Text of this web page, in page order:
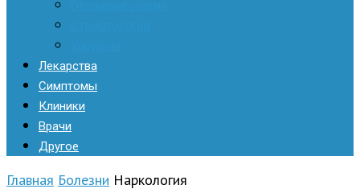
Лекарства
Симптомы
Клиники
Врачи
Другое
Главная Болезни Наркология